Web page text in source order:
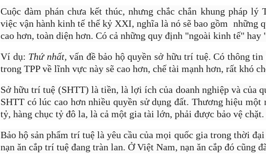
Cuộc đàm phán chưa kết thúc, nhưng chắc chắn khung pháp lý
việc vận hành kinh tế thế kỷ XXI, nghĩa là nó sẽ bao gồm những
cao hơn, toàn diện hơn. Có cả những quy định "ngoài kinh tế"
Ví dụ: Thứ nhất, vấn đề bảo hộ quyền sở hữu trí tuệ. Có thông
trong TPP về lĩnh vực này sẽ cao hơn, chế tài mạnh hơn, rất khó
Sở hữu trí tuệ (SHTT) là tiền, là lợi ích của doanh nghiệp và của
SHTT có lúc cao hơn nhiều quyền sử dụng đất. Thương hiệu một
tỷ, hàng chục tỷ đô la, là cả một gia tài lớn, phải được bảo vệ chặt.
Bảo hộ sản phẩm trí tuệ là yêu cầu của mọi quốc gia trong thời
nạn ăn cắp trí tuệ đang tràn lan. Ở Việt Nam, nạn ăn cắp đó cũng
có thể nói trước được 5, 10 năm sau'. Trên trang cá nhân, Jason liên tục khuyến
mạnh dạn khởi nghiệp, đừng sợ thất bại.